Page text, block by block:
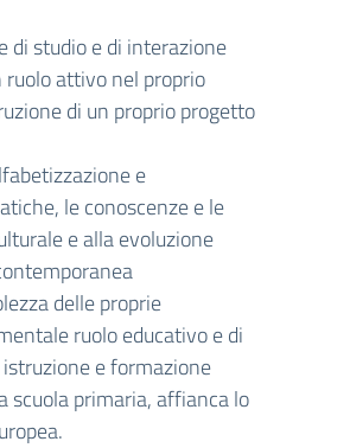
di studio e di interazione
attivo nel proprio
di un proprio progetto
e
le conoscenze e le
e alla evoluzione
delle proprie
ruolo educativo e di
e formazione
scuola primaria, affianca lo